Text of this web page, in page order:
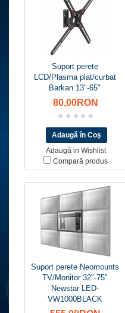
Suport perete
LCD/Plasma plat/curbat
Barkan 13"-65"
80,00RON
Adaugă in Wishlist
Compară produs
Suport perete Neomounts
TV/Monitor 32"-75"
Newstar LED-
VW1000BLACK